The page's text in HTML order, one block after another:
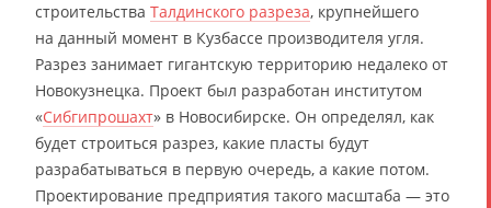
строительства Талдинского разреза, крупнейшего
на данный момент в Кузбассе производителя угля.
Разрез занимает гигантскую территорию недалеко от
Новокузнецка. Проект был разработан институтом
«Сибгипрошахт» в Новосибирске. Он определял, как
будет строиться разрез, какие пласты будут
разрабатываться в первую очередь, а какие потом.
Проектирование предприятия такого масштаба — это